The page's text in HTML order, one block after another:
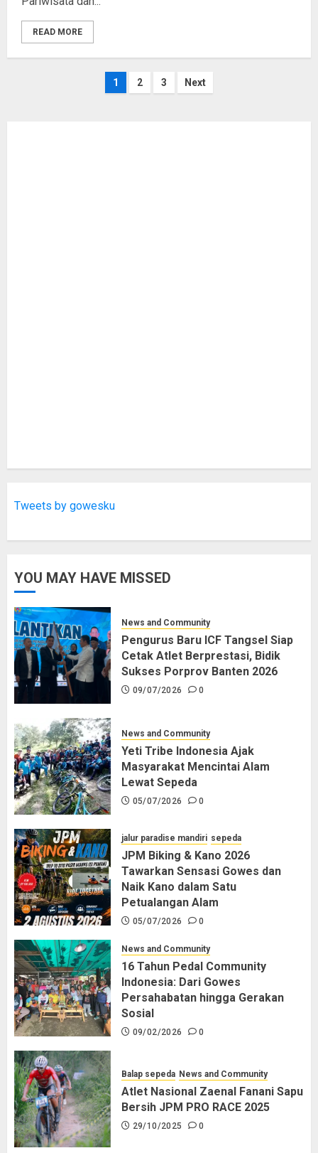
READ MORE
Paginasi
1 2 3 Next
Tweets by gowesku
YOU MAY HAVE MISSED
News and Community
Pengurus Baru ICF Tangsel Siap
Cetak Atlet Berprestasi, Bidik
Sukses Porprov Banten 2026
09/07/2026 0
News and Community
Yeti Tribe Indonesia Ajak
Masyarakat Mencintai Alam
Lewat Sepeda
05/07/2026 0
jalur paradise mandiri sepeda
JPM Biking & Kano 2026
Tawarkan Sensasi Gowes dan
Naik Kano dalam Satu
Petualangan Alam
05/07/2026 0
News and Community
16 Tahun Pedal Community
Indonesia: Dari Gowes
Persahabatan hingga Gerakan
Sosial
09/02/2026 0
Balap sepeda News and Community
Atlet Nasional Zaenal Fanani Sapu
Bersih JPM PRO RACE 2025
29/10/2025 0